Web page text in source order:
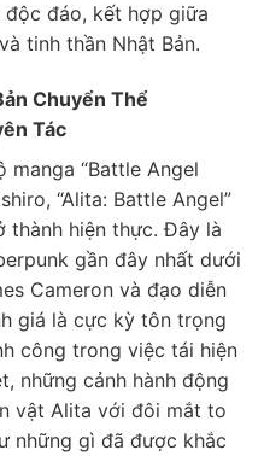
đáo, kết hợp giữa
tinh thần Nhật Bản.
Chuyển Thể
Tác
“Battle Angel
“Alita: Battle Angel”
thành hiện thực. Đây là
gần đây nhất dưới
Cameron và đạo diễn
giá là cực kỳ tôn trọng
công trong việc tái hiện
những cảnh hành động
vật Alita với đôi mắt to
những gì đã được khắc